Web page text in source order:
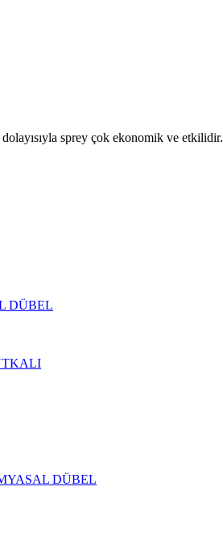
sprey çok ekonomik ve etkilidir.
DÜBEL
DÜBEL